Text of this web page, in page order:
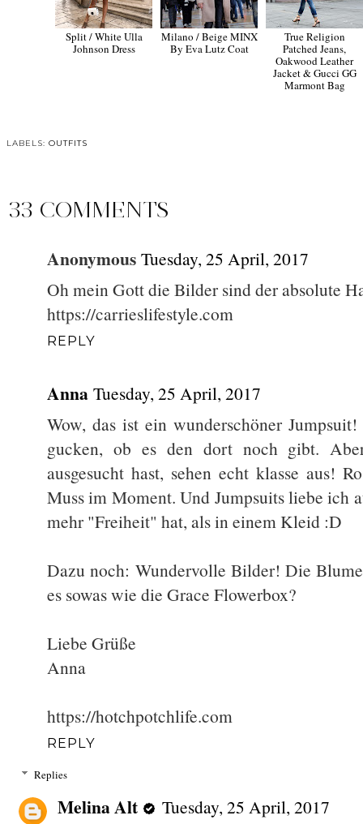
Split / White Ulla
Johnson Dress
Milano / Beige MINX
By Eva Lutz Coat
True Religion
Patched Jeans,
Oakwood Leather
Jacket & Gucci GG
Marmont Bag
LABELS: OUTFITS
33 COMMENTS
Anonymous Tuesday, 25 April, 2017
Oh mein Gott die Bilder sind der absolute
https://carrieslifestyle.com
REPLY
Anna Tuesday, 25 April, 2017
Wow, das ist ein wunderschöner
gucken, ob es den dort noch gibt.
ausgesucht hast, sehen echt klasse aus!
Muss im Moment. Und Jumpsuits liebe ich
mehr "Freiheit" hat, als in einem Kleid :D
Dazu noch: Wundervolle Bilder! Die
es sowas wie die Grace Flowerbox?
Liebe Grüße
Anna
https://hotchpotchlife.com
REPLY
Replies
Melina Alt
Tuesday, 25 April, 2017